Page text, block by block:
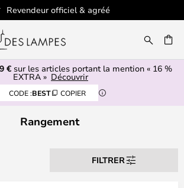
€ sur les articles portant la mention « 16 %
EXTRA » Découvrir
CODE :BEST COPIER
Rangement
FILTRER